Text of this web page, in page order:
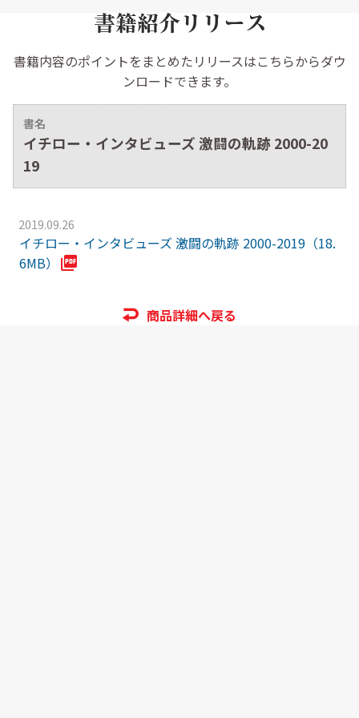
書籍内容のポイントをまとめたリリースはこちらからダウ
ンロードできます。
書名
イチロー・インタビューズ 激闘の軌跡 2000-20
19
2019.09.26
イチロー・インタビューズ 激闘の軌跡 2000-2019（18.
6MB）
商品詳細へ戻る